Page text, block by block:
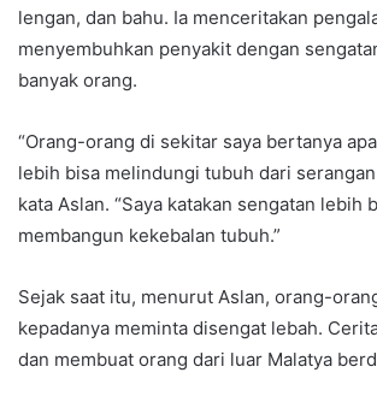
lengan, dan bahu. Ia menceritakan
menyembuhkan penyakit dengan
banyak orang.
“Orang-orang di sekitar saya bertanya
lebih bisa melindungi tubuh dari
kata Aslan. “Saya katakan sengatan lebih
membangun kekebalan tubuh.”
Sejak saat itu, menurut Aslan, orang-
kepadanya meminta disengat lebah.
dan membuat orang dari luar Malatya